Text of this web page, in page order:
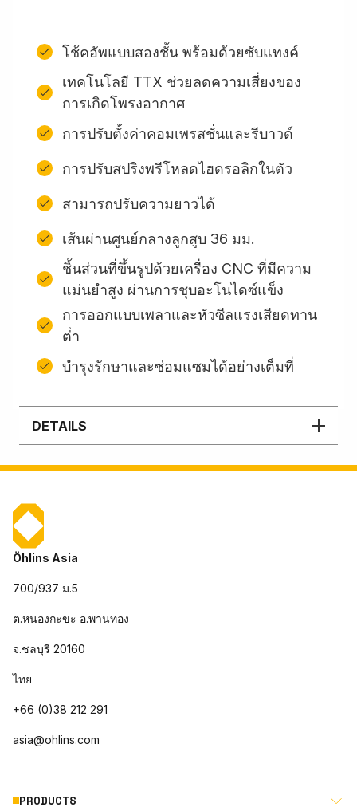
โช้คอัพแบบสองชั้น พร้อมด้วยซับแทงค์
เทคโนโลยี TTX ช่วยลดความเสี่ยงของ
การเกิดโพรงอากาศ
การปรับตั้งค่าคอมเพรสชั่นและรีบาวด์
การปรับสปริงพรีโหลดไฮดรอลิกในตัว
สามารถปรับความยาวได้
เส้นผ่านศูนย์กลางลูกสูบ 36 มม.
ชิ้นส่วนที่ขึ้นรูปด้วยเครื่อง CNC ที่มีความ
แม่นยำสูง ผ่านการชุบอะโนไดซ์แข็ง
การออกแบบเพลาและหัวซีลแรงเสียดทาน
ต่ํา
บํารุงรักษาและซ่อมแซมได้อย่างเต็มที่
DETAILS
Öhlins Asia
700/937 ม.5
ต.หนองกะขะ อ.พานทอง
จ.ชลบุรี 20160
ไทย
+66 (0)38 212 291
asia@ohlins.com
PRODUCTS